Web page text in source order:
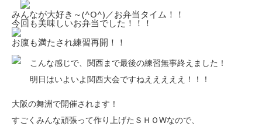
みんなが大好き～(^O^)／お弁当タイム！！
今回も美味しいお弁当でした！！！
お腹も満たされ練習再開！！
こんな感じで、関西まで最後の練習無事終えました！
明日はいよいよ関西大会ですねえええええ！！！
大阪の舞洲で開催されます！
すごくみんな頑張って作り上げたＳＨＯWなので、